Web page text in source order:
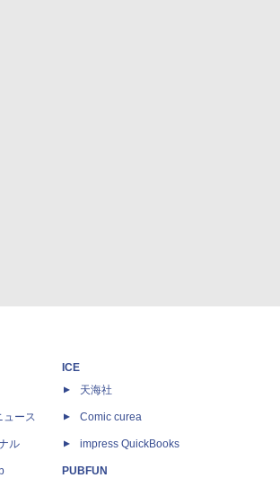
ュース
ル
ICE
天海社
Comic curea
impress QuickBooks
PUBFUN